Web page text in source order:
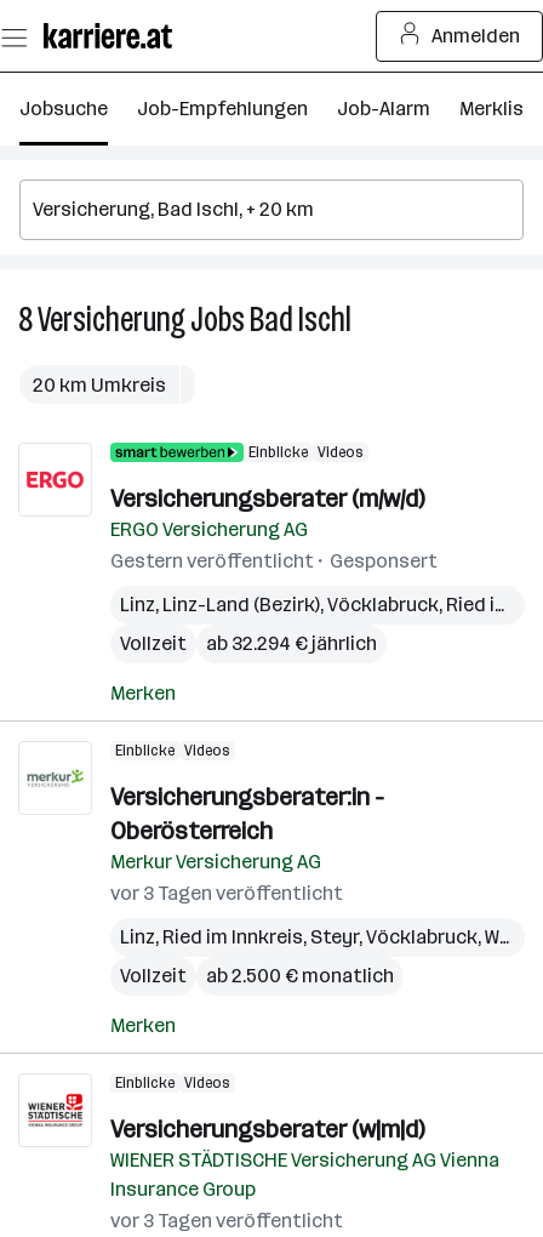
Seiteninhalt
springen
Anmelden
Jobsuche Job-Empfehlungen Job-Alarm Merkliste
8VersicherungJobsBad Ischl
Ischl
20 km Umkreis
Einblicke Videos
Versicherungsberater (m/w/d)
ERGO Versicherung AG
Gestern veröffentlicht
Gesponsert
Linz, Linz-Land (Bezirk),Vöcklabruck, Ried im Innkreis
Vollzeit
ab 32.294 € jährlich
Merken
Einblicke Videos
Versicherungsberater:in -
Oberösterreich
Merkur Versicherung AG
vor 3 Tagen veröffentlicht
Linz, Ried im Innkreis, Steyr,Vöcklabruck,Wels
Vollzeit
ab 2.500 € monatlich
Merken
Einblicke Videos
Versicherungsberater (w|m|d)
WIENER STÄDTISCHE Versicherung AG Vienna
Insurance Group
vor 3 Tagen veröffentlicht